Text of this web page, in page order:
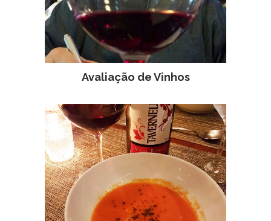
Avaliação de Vinhos